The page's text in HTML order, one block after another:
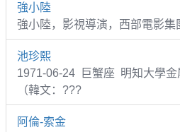
強小陸
強小陸，影視導演，西部電影集
池珍熙
1971-06-24 巨蟹座 明知大學金
（韓文：???
阿倫-索金